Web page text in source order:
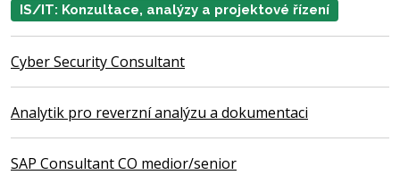
IS/IT: Konzultace, analýzy a projektové řízení
Cyber Security Consultant
Analytik pro reverzní analýzu a dokumentaci
SAP Consultant CO medior/senior